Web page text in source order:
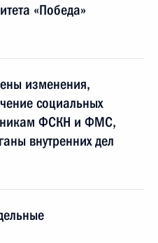
«Победа»
изменения,
социальных
ФСКН и ФМС,
внутренних дел